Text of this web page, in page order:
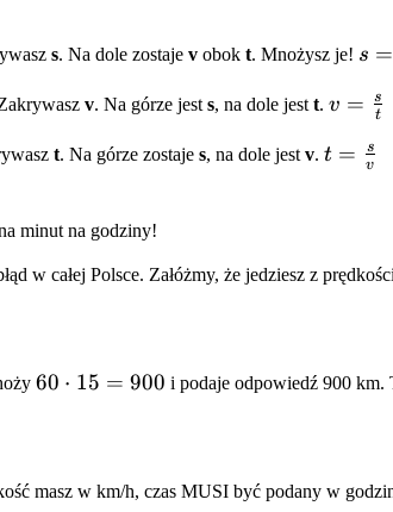
s. Na dole zostaje v obok t. Mnożysz je! s
t
s =
v. Na górze jest s, na dole jest t. v =
{t}
v = t
s
t. Na górze zostaje s, na dole jest v. t =
t = v
s
minut na godziny!
w całej Polsce. Załóżmy, że jedziesz z
60
60 ⋅ 15 = 900 i podaje odpowiedź 900 km.
masz w km/h, czas MUSI być podany w